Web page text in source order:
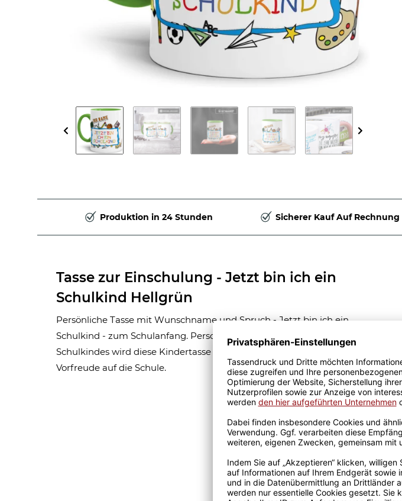
Produktion in 24 Stunden Sicherer Kauf Auf Rechnung
Tasse zur Einschulung - Jetzt bin ich ein
Schulkind Hellgrün
Persönliche Tasse mit Wunschname und Spruch - Jetzt bin ich ein
Schulkind - zum Schulanfang. Personalisiert mit dem Namen des
Schulkindes wird diese Kindertasse zum Hingucker und weckt die
Vorfreude auf die Schule.